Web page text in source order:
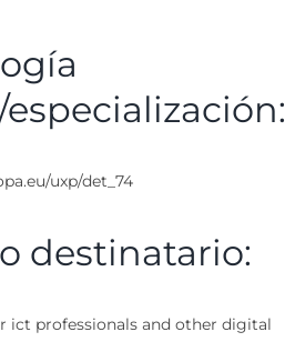
uxp/det_74
destinatario:
ict professionals and other digital